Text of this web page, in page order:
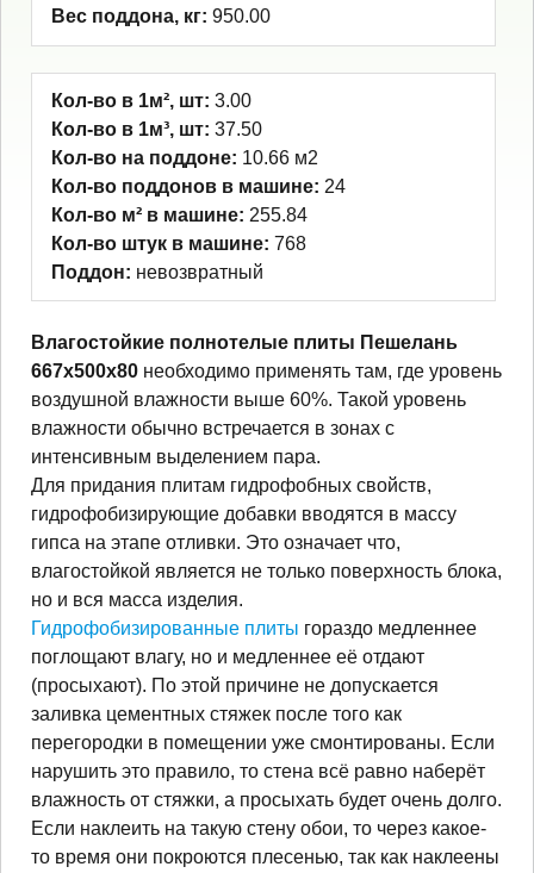
Вес поддона, кг: 950.00
Кол-во в 1м², шт: 3.00
Кол-во в 1м³, шт: 37.50
Кол-во на поддоне: 10.66 м2
Кол-во поддонов в машине: 24
Кол-во м² в машине: 255.84
Кол-во штук в машине: 768
Поддон: невозвратный
Влагостойкие полнотелые плиты Пешелань
667х500х80 необходимо применять там, где уровень
воздушной влажности выше 60%. Такой уровень
влажности обычно встречается в зонах с
интенсивным выделением пара.
Для придания плитам гидрофобных свойств,
гидрофобизирующие добавки вводятся в массу
гипса на этапе отливки. Это означает что,
влагостойкой является не только поверхность блока,
но и вся масса изделия.
Гидрофобизированные плиты гораздо медленнее
поглощают влагу, но и медленнее её отдают
(просыхают). По этой причине не допускается
заливка цементных стяжек после того как
перегородки в помещении уже смонтированы. Если
нарушить это правило, то стена всё равно наберёт
влажность от стяжки, а просыхать будет очень долго.
Если наклеить на такую стену обои, то через какое-
то время они покроются плесенью, так как наклеены